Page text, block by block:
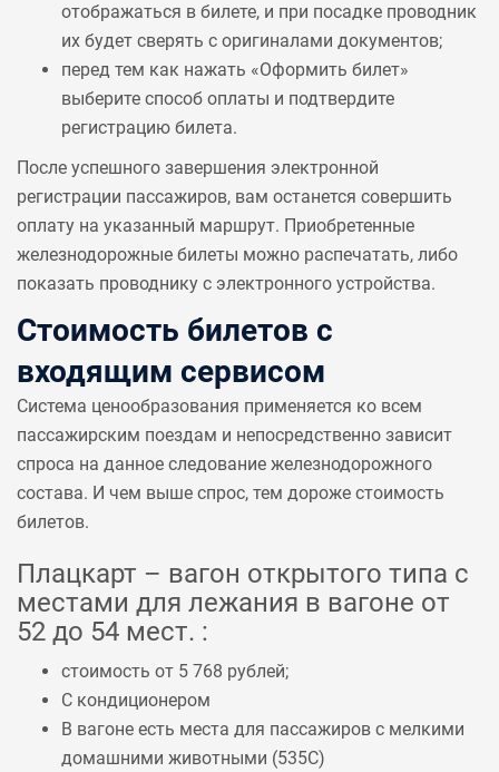
отображаться в билете, и при посадке проводник
их будет сверять с оригиналами документов;
перед тем как нажать «Оформить билет»
выберите способ оплаты и подтвердите
регистрацию билета.
После успешного завершения электронной
регистрации пассажиров, вам останется совершить
оплату на указанный маршрут. Приобретенные
железнодорожные билеты можно распечатать, либо
показать проводнику с электронного устройства.
Стоимость билетов с
входящим сервисом
Система ценообразования применяется ко всем
пассажирским поездам и непосредственно зависит
спроса на данное следование железнодорожного
состава. И чем выше спрос, тем дороже стоимость
билетов.
Плацкарт – вагон открытого типа с
местами для лежания в вагоне от
52 до 54 мест. :
стоимость от 5 768 рублей;
С кондиционером
В вагоне есть места для пассажиров с мелкими
домашними животными (535С)